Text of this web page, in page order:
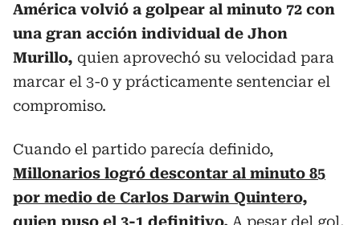
América volvió a golpear al minuto 72 con
una gran acción individual de Jhon
Murillo, quien aprovechó su velocidad para
marcar el 3-0 y prácticamente sentenciar el
compromiso.
Cuando el partido parecía definido,
Millonarios logró descontar al minuto 85
por medio de Carlos Darwin Quintero,
quien puso el 3-1 definitivo. A pesar del gol,